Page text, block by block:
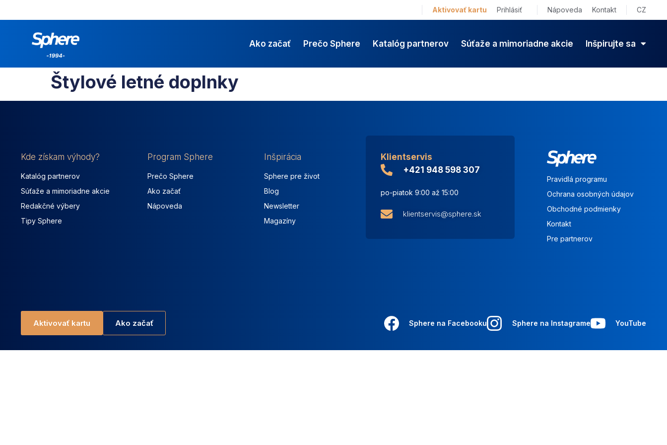
Aktivovať kartu Prihlásiť Nápoveda Kontakt CZ
Ako začať Prečo Sphere Katalóg partnerov Súťaže a mimoriadne akcie Inšpirujte sa
Štylové letné doplnky
Kde získam výhody?
Katalóg partnerov
Súťaže a mimoriadne akcie
Redakčné výbery
Tipy Sphere
Program Sphere
Prečo Sphere
Ako začať
Nápoveda
Inšpirácia
Sphere pre život
Blog
Newsletter
Magazíny
Klientservis
+421 948 598 307
po-piatok 9:00 až 15:00
klientservis@sphere.sk
Pravidlá programu
Ochrana osobných údajov
Obchodné podmienky
Kontakt
Pre partnerov
Aktivovať kartu Ako začať Sphere na Facebooku Sphere na Instagrame YouTube